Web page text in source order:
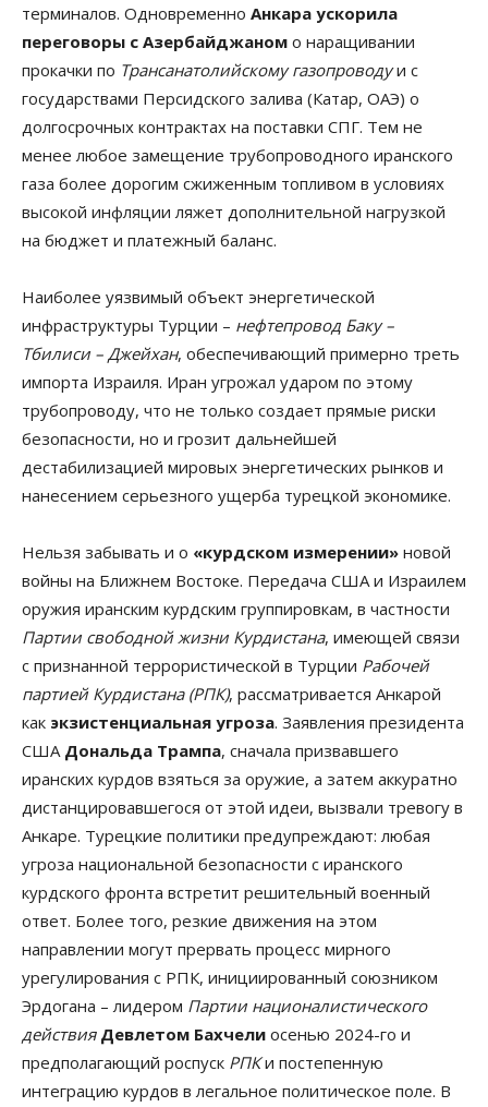
терминалов. Одновременно Анкара ускорила
переговоры с Азербайджаном о наращивании
прокачки по Трансанатолийскому газопроводуи с
государствами Персидского залива (Катар, ОАЭ) о
долгосрочных контрактах на поставки СПГ. Тем не
менее любое замещение трубопроводного иранского
газа более дорогим сжиженным топливом в условиях
высокой инфляции ляжет дополнительной нагрузкой
на бюджет и платежный баланс.
Наиболее уязвимый объект энергетической
инфраструктуры Турции – нефтепровод Баку –
Тбилиси – Джейхан, обеспечивающий примерно треть
импорта Израиля. Иран угрожал ударом по этому
трубопроводу, что не только создает прямые риски
безопасности, но и грозит дальнейшей
дестабилизацией мировых энергетических рынков и
нанесением серьезного ущерба турецкой экономике.
Нельзя забывать и о «курдском измерении» новой
войны на Ближнем Востоке. Передача США и Израилем
оружия иранским курдским группировкам, в частности
Партии свободной жизни Курдистана, имеющей связи
с признанной террористической в Турции Рабочей
партией Курдистана (РПК), рассматривается Анкарой
как экзистенциальная угроза. Заявления президента
США Дональда Трампа, сначала призвавшего
иранских курдов взяться за оружие, а затем аккуратно
дистанцировавшегося от этой идеи, вызвали тревогу в
Анкаре. Турецкие политики предупреждают: любая
угроза национальной безопасности с иранского
курдского фронта встретит решительный военный
ответ. Более того, резкие движения на этом
направлении могут прервать процесс мирного
урегулирования с РПК, инициированный союзником
Эрдогана – лидером Партии националистического
действия Девлетом Бахчели осенью 2024-го и
предполагающий роспуск РПКи постепенную
интеграцию курдов в легальное политическое поле. В